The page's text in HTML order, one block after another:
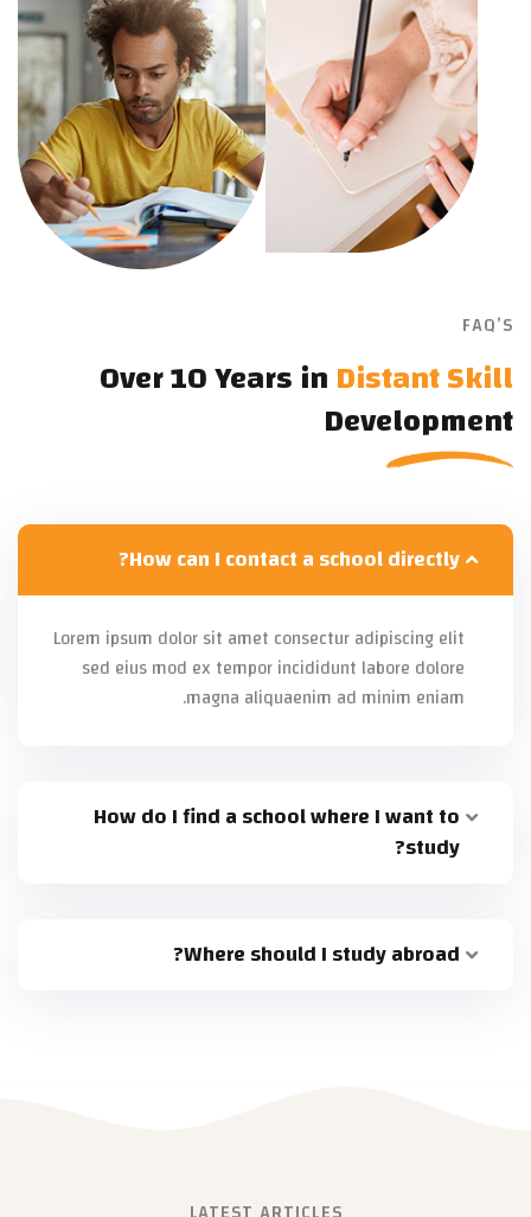
FAQ’S
Over 10 Years inDistant Skill
Development
How can I contact a school directly?
Lorem ipsum dolor sit amet consectur adipiscing elit
sed eius mod ex tempor incididunt labore dolore
magna aliquaenim ad minim eniam.
How do I find a school where I want to
study?
Where should I study abroad?